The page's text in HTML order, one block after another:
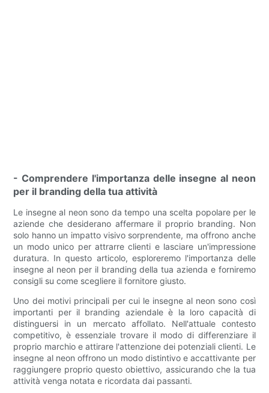
- Comprendere l'importanza delle insegne al neon
per il branding della tua attività
Le insegne al neon sono da tempo una scelta popolare per le
aziende che desiderano affermare il proprio branding. Non
solo hanno un impatto visivo sorprendente, ma offrono anche
un modo unico per attrarre clienti e lasciare un'impressione
duratura. In questo articolo, esploreremo l'importanza delle
insegne al neon per il branding della tua azienda e forniremo
consigli su come scegliere il fornitore giusto.
Uno dei motivi principali per cui le insegne al neon sono così
importanti per il branding aziendale è la loro capacità di
distinguersi in un mercato affollato. Nell'attuale contesto
competitivo, è essenziale trovare il modo di differenziare il
proprio marchio e attirare l'attenzione dei potenziali clienti. Le
insegne al neon offrono un modo distintivo e accattivante per
raggiungere proprio questo obiettivo, assicurando che la tua
attività venga notata e ricordata dai passanti.